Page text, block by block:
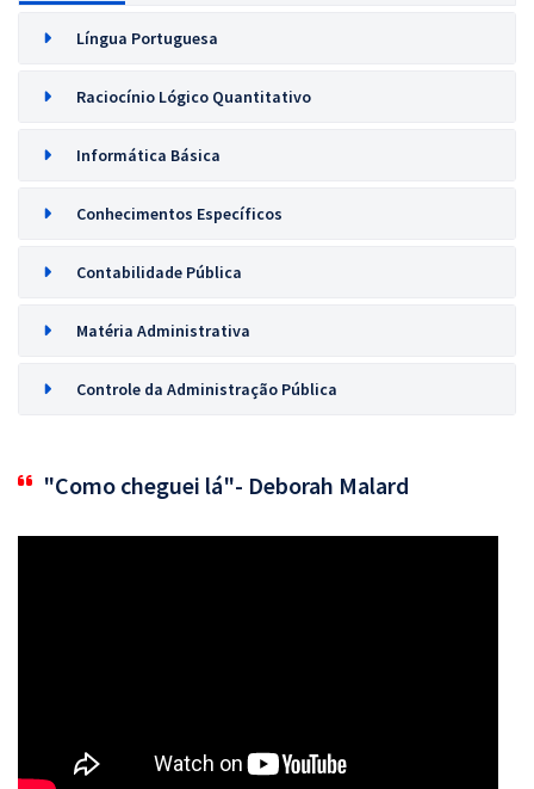
Língua Portuguesa
Raciocínio Lógico Quantitativo
Informática Básica
Conhecimentos Específicos
Contabilidade Pública
Matéria Administrativa
Controle da Administração Pública
"Como cheguei lá"- Deborah Malard